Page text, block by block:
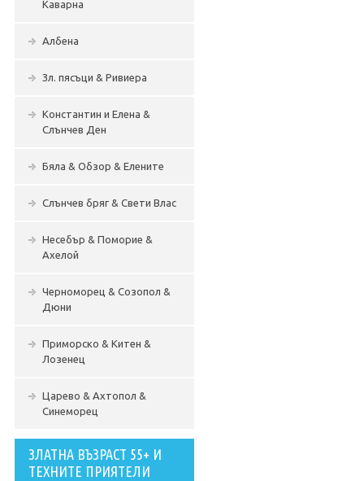
Каварна
Албена
Зл. пясъци & Ривиера
Константин и Елена &
Слънчев Ден
Бяла & Обзор & Елените
Слънчев бряг & Свети Влас
Несебър & Поморие &
Ахелой
Черноморец & Созопол &
Дюни
Приморско & Китен &
Лозенец
Царево & Ахтопол &
Синеморец
ЗЛАТНА ВЪЗРАСТ 55+ И
ТЕХНИТЕ ПРИЯТЕЛИ